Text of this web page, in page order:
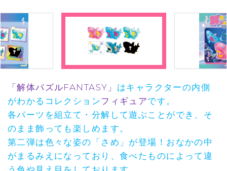
「解体パズルFANTASY」 はキャラクターの内側
がわかるコレクションフィギュアです。
各パーツを組立て・分解して遊ぶことができ、そ
のまま飾っても楽しめます。
第二弾は色々な姿の「さめ」が登場！おなかの中
がまるみえになっており、食べたものによって違